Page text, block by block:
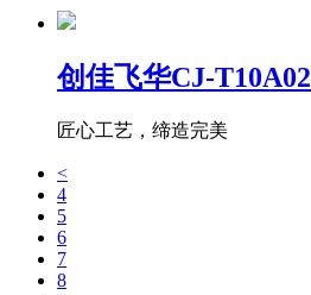
创佳飞华CJ-T10A02
匠心工艺，缔造完美
<
4
5
6
7
8